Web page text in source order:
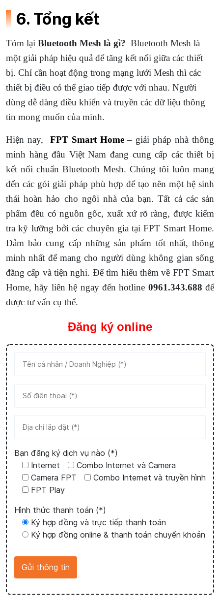
6. Tổng kết
Tóm lại Bluetooth Mesh là gì? Bluetooth Mesh là
một giải pháp hiệu quả để tăng kết nối giữa các thiết
bị. Chỉ cần hoạt động trong mạng lưới Mesh thì các
thiết bị điều có thể giao tiếp được với nhau. Người
dùng dễ dàng điều khiển và truyền các dữ liệu thông
tin mong muốn của mình.
Hiện nay, FPT Smart Home– giải pháp nhà thông
minh hàng đầu Việt Nam đang cung cấp các thiết bị
kết nối chuẩn Bluetooth Mesh. Chúng tôi luôn mang
đến các gói giải pháp phù hợp để tạo nên một hệ sinh
thái hoàn hảo cho ngôi nhà của bạn. Tất cả các sản
phẩm đều có nguồn gốc, xuất xứ rõ ràng, được kiểm
tra kỹ lưỡng bởi các chuyên gia tại FPT Smart Home.
Đảm bảo cung cấp những sản phẩm tốt nhất, thông
minh nhất để mang cho người dùng không gian sống
đẳng cấp và tiện nghi. Để tìm hiểu thêm về FPT Smart
Home, hãy liên hệ ngay đến hotline 0961.343.688 để
được tư vấn cụ thể.
Đăng ký online
Bạn đăng ký dịch vụ nào (*)
Internet
Combo Internet và Camera
Camera FPT
Combo Internet và truyền hình
FPT Play
Hình thức thanh toán (*)
Ký hợp đồng và trực tiếp thanh toán
Ký hợp đồng online & thanh toán chuyển khoản